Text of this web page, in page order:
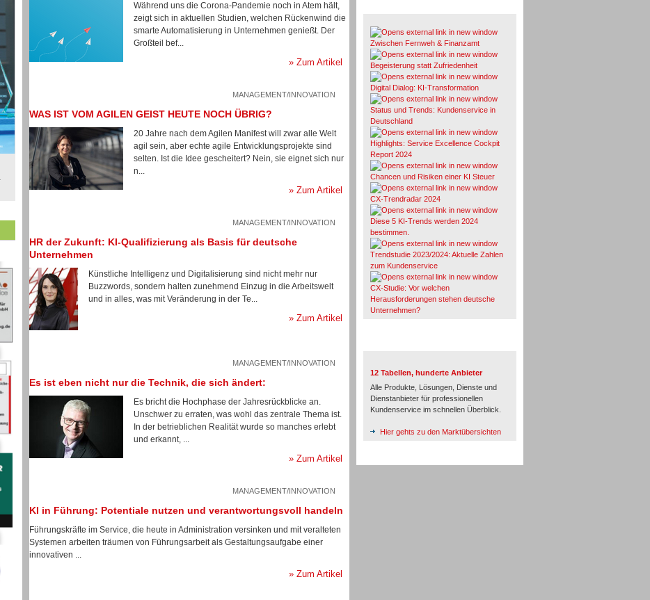
Während uns die Corona-Pandemie noch in Atem hält,
zeigt sich in aktuellen Studien, welchen Rückenwind die
smarte Automatisierung in Unternehmen genießt. Der
Großteil bef...
» Zum Artikel
MANAGEMENT/INNOVATION
WAS IST VOM AGILEN GEIST HEUTE NOCH ÜBRIG?
20 Jahre nach dem Agilen Manifest will zwar alle Welt
agil sein, aber echte agile Entwicklungsprojekte sind
selten. Ist die Idee gescheitert? Nein, sie eignet sich nur
n...
» Zum Artikel
MANAGEMENT/INNOVATION
HR der Zukunft: KI-Qualifizierung als Basis für deutsche
Unternehmen
Künstliche Intelligenz und Digitalisierung sind nicht mehr nur
Buzzwords, sondern halten zunehmend Einzug in die Arbeitswelt
und in alles, was mit Veränderung in der Te...
» Zum Artikel
MANAGEMENT/INNOVATION
Es ist eben nicht nur die Technik, die sich ändert:
Es bricht die Hochphase der Jahresrückblicke an.
Unschwer zu erraten, was wohl das zentrale Thema ist.
In der betrieblichen Realität wurde so manches erlebt
und erkannt, ...
» Zum Artikel
MANAGEMENT/INNOVATION
KI in Führung: Potentiale nutzen und verantwortungsvoll handeln
Führungskräfte im Service, die heute in Administration versinken und mit veralteten
Systemen arbeiten träumen von Führungsarbeit als Gestaltungsaufgabe einer
innovativen ...
» Zum Artikel
Zwischen Fernweh & Finanzamt
Begeisterung statt Zufriedenheit
Digital Dialog: KI-Transformation
Status und Trends: Kundenservice in
Deutschland
Highlights: Service Excellence Cockpit
Report 2024
Chancen und Risiken einer KI Steuer
CX-Trendradar 2024
Diese 5 KI-Trends werden 2024
bestimmen.
Trendstudie 2023/2024: Aktuelle Zahlen
zum Kundenservice
CX-Studie: Vor welchen
Herausforderungen stehen deutsche
Unternehmen?
12 Tabellen, hunderte Anbieter
Alle Produkte, Lösungen, Dienste und
Dienstanbieter für professionellen
Kundenservice im schnellen Überblick.
Hier gehts zu den Marktübersichten